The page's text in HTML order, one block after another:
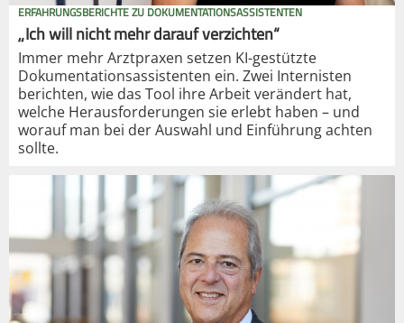
ERFAHRUNGSBERICHTE ZU DOKUMENTATIONSASSISTENTEN
„Ich will nicht mehr darauf verzichten“
Immer mehr Arztpraxen setzen KI-gestützte
Dokumentationsassistenten ein. Zwei Internisten
berichten, wie das Tool ihre Arbeit verändert hat,
welche Herausforderungen sie erlebt haben – und
worauf man bei der Auswahl und Einführung achten
sollte.